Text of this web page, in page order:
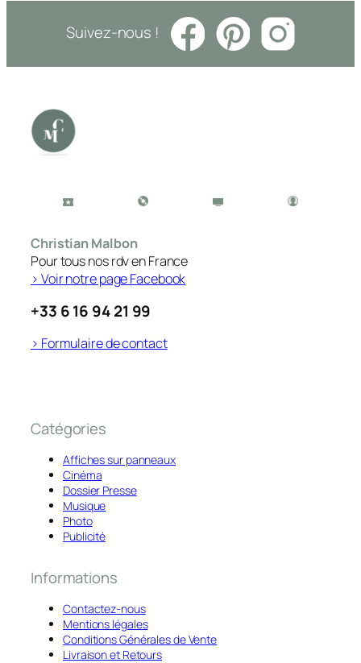
Suivez-nous !
Christian Malbon
Pour tous nos rdv en France
> Voir notre page Facebook
+33 6 16 94 21 99
> Formulaire de contact
Catégories
Affiches sur panneaux
Cinéma
Dossier Presse
Musique
Photo
Publicité
Informations
Contactez-nous
Mentions légales
Conditions Générales de Vente
Livraison et Retours